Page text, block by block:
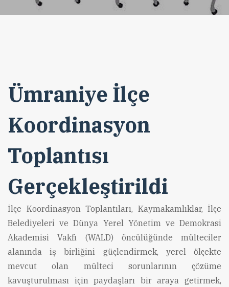
Ümraniye İlçe
Koordinasyon
Toplantısı
Gerçekleştirildi
İlçe Koordinasyon Toplantıları, Kaymakamlıklar, İlçe
Belediyeleri ve Dünya Yerel Yönetim ve Demokrasi
Akademisi Vakfı (WALD) öncülüğünde mülteciler
alanında iş birliğini güçlendirmek, yerel ölçekte
mevcut olan mülteci sorunlarının çözüme
kavuşturulması için paydaşları bir araya getirmek,